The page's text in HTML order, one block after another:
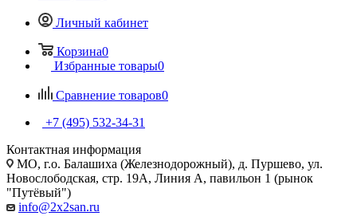
Личный кабинет
Корзина0
Избранные товары0
Сравнение товаров0
+7 (495) 532‑34‑31
Контактная информация
МО, г.о. Балашиха (Железнодорожный), д. Пуршево, ул.
Новослободская, стр. 19А, Линия А, павильон 1 (рынок
"Путёвый")
info@2x2san.ru